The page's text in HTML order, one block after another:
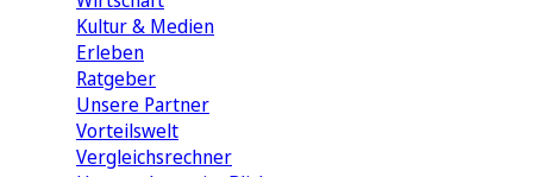
Kultur & Medien
Erleben
Ratgeber
Unsere Partner
Vorteilswelt
Vergleichsrechner